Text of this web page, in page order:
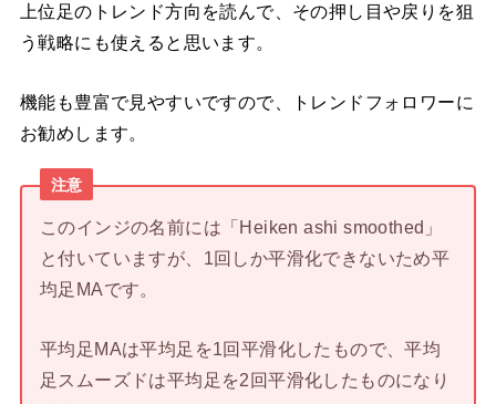
上位足のトレンド方向を読んで、その押し目や戻りを狙
う戦略にも使えると思います。
機能も豊富で見やすいですので、トレンドフォロワーに
お勧めします。
注意
このインジの名前には「Heiken ashi smoothed」
と付いていますが、1回しか平滑化できないため平
均足MAです。
平均足MAは平均足を1回平滑化したもので、平均
足スムーズドは平均足を2回平滑化したものになり